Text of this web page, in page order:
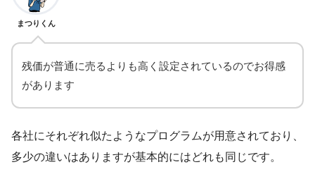
まつりくん
残価が普通に売るよりも高く設定されているのでお得感
があります
各社にそれぞれ似たようなプログラムが用意されており、
多少の違いはありますが基本的にはどれも同じです。